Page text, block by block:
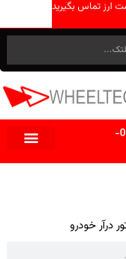
-
درآر خودرو
ارز تماس بگیرید